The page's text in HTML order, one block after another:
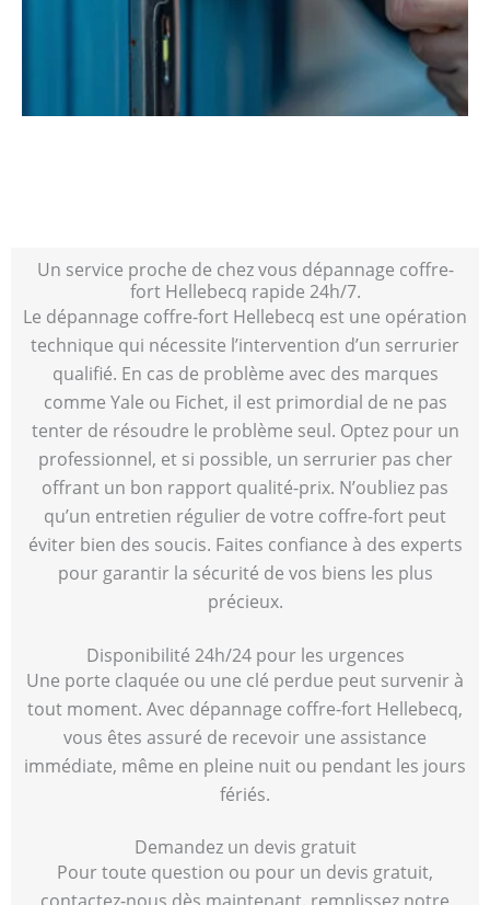
Un service proche de chez vous dépannage coffre-
fort Hellebecq rapide 24h/7.
Le dépannage coffre-fort Hellebecq est une opération
technique qui nécessite l’intervention d’un serrurier
qualifié. En cas de problème avec des marques
comme Yale ou Fichet, il est primordial de ne pas
tenter de résoudre le problème seul. Optez pour un
professionnel, et si possible, un serrurier pas cher
offrant un bon rapport qualité-prix. N’oubliez pas
qu’un entretien régulier de votre coffre-fort peut
éviter bien des soucis. Faites confiance à des experts
pour garantir la sécurité de vos biens les plus
précieux.
Disponibilité 24h/24 pour les urgences
Une porte claquée ou une clé perdue peut survenir à
tout moment. Avec dépannage coffre-fort Hellebecq,
vous êtes assuré de recevoir une assistance
immédiate, même en pleine nuit ou pendant les jours
fériés.
Demandez un devis gratuit
Pour toute question ou pour un devis gratuit,